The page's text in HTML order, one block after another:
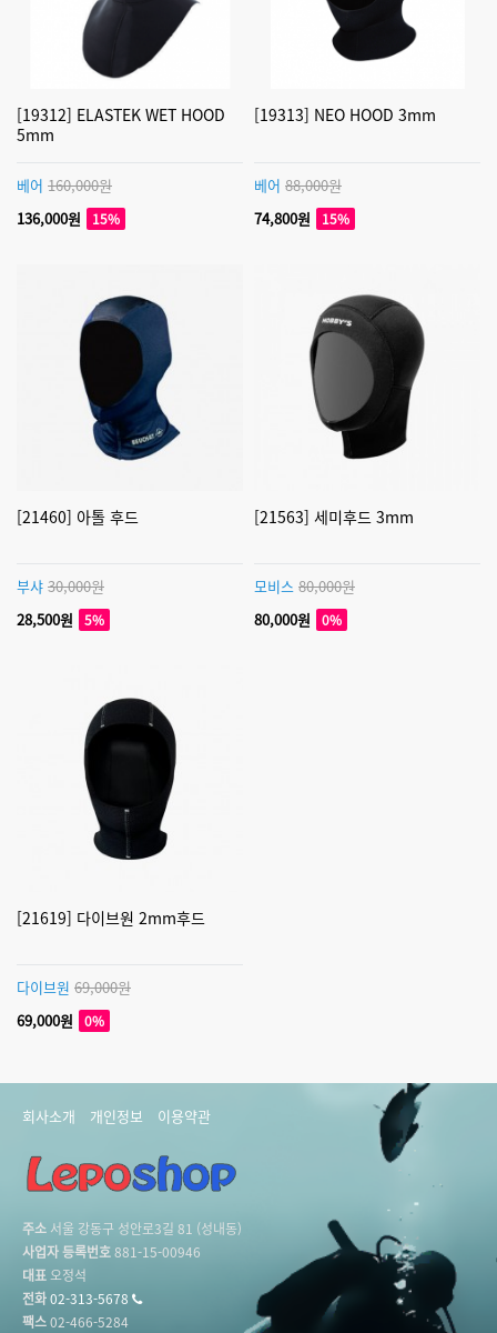
[19312] ELASTEK WET HOOD
5mm
베어 160,000원
136,000원
15%
[19313] NEO HOOD 3mm
베어 88,000원
74,800원
15%
[21460] 아톨 후드
부샤 30,000원
28,500원
5%
[21563] 세미후드 3mm
모비스 80,000원
80,000원
0%
[21619] 다이브원 2mm후드
다이브원 69,000원
69,000원
0%
회사소개 개인정보 이용약관
주소 서울 강동구 성안로3길 81 (성내동)
사업자 등록번호881-15-00946
대표오정석
전화02-313-5678
팩스02-466-5284